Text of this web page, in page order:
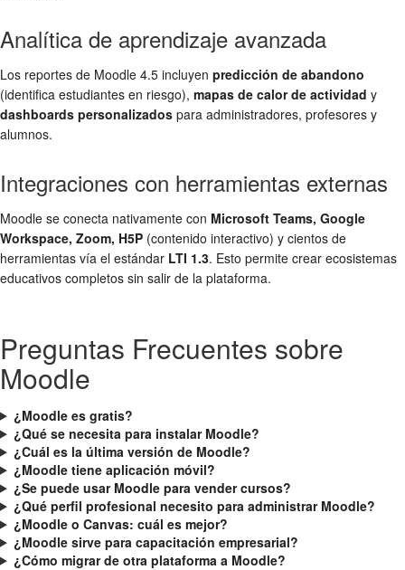
Analítica de aprendizaje avanzada
Los reportes de Moodle 4.5 incluyen predicción de abandono
(identifica estudiantes en riesgo), mapas de calor de actividad y
dashboards personalizados para administradores, profesores y
alumnos.
Integraciones con herramientas externas
Moodle se conecta nativamente con Microsoft Teams, Google
Workspace, Zoom, H5P (contenido interactivo) y cientos de
herramientas vía el estándar LTI 1.3. Esto permite crear ecosistemas
educativos completos sin salir de la plataforma.
Preguntas Frecuentes sobre
Moodle
¿Moodle es gratis?
¿Qué se necesita para instalar Moodle?
¿Cuál es la última versión de Moodle?
¿Moodle tiene aplicación móvil?
¿Se puede usar Moodle para vender cursos?
¿Qué perfil profesional necesito para administrar Moodle?
¿Moodle o Canvas: cuál es mejor?
¿Moodle sirve para capacitación empresarial?
¿Cómo migrar de otra plataforma a Moodle?